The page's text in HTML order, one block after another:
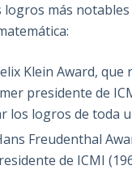
más notables
Klein Award, que
presidente de
los logros de toda
Freudenthal
de ICMI